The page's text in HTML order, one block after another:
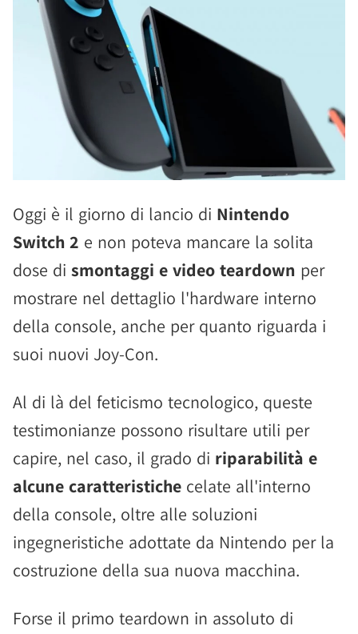
Oggi è il giorno di lancio di Nintendo
Switch 2 e non poteva mancare la solita
dose di smontaggi e video teardown per
mostrare nel dettaglio l'hardware interno
della console, anche per quanto riguarda i
suoi nuovi Joy-Con.
Al di là del feticismo tecnologico, queste
testimonianze possono risultare utili per
capire, nel caso, il grado di riparabilità e
alcune caratteristiche celate all'interno
della console, oltre alle soluzioni
ingegneristiche adottate da Nintendo per la
costruzione della sua nuova macchina.
Forse il primo teardown in assoluto di